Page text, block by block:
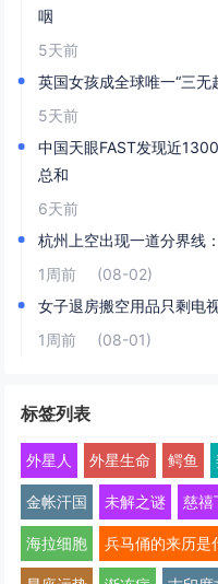
咽
5天前
英国女孩成全球唯一“三
5天前
中国天眼FAST发现近
总和
6天前
杭州上空出现一道分界线
1周前
(08-02)
女子退房搬空用品只剩电
1周前
(08-01)
标签列表
外星人 外星生命 鳄鱼
金帐汗国 未解之谜 慈禧
海拉细胞 兵马俑的来历是